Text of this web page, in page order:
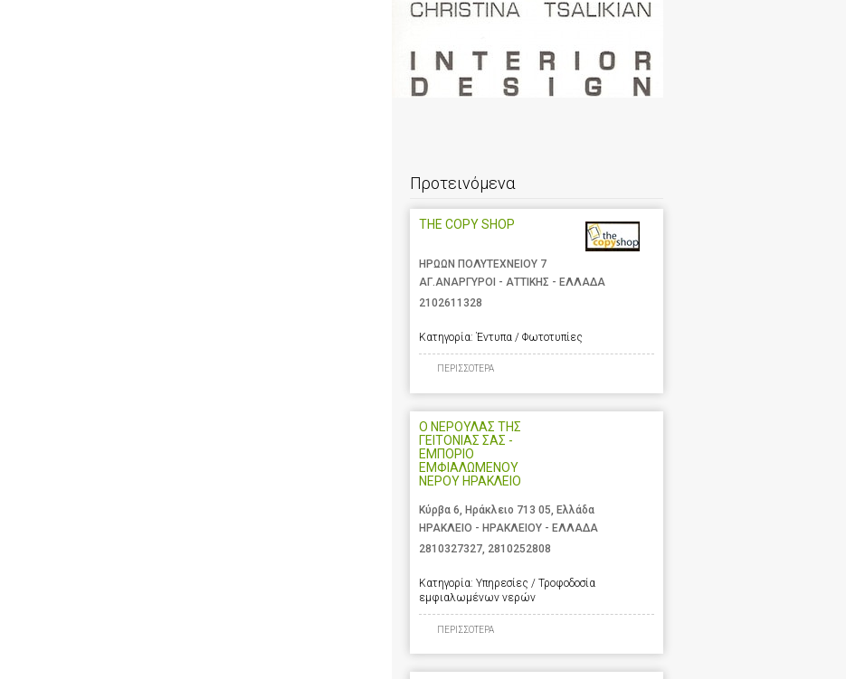
Προτεινόμενα
THE COPY SHOP
ΗΡΩΩΝ ΠΟΛΥΤΕΧΝΕΙΟΥ 7
ΑΓ.ΑΝΑΡΓΥΡΟΙ - ΑΤΤΙΚΗΣ - ΕΛΛΑΔΑ
2102611328
Κατηγορία: Έντυπα / Φωτοτυπίες
ΠΕΡΙΣΣΟΤΕΡΑ
Ο ΝΕΡΟΥΛΑΣ ΤΗΣ
ΓΕΙΤΟΝΙΑΣ ΣΑΣ -
ΕΜΠΟΡΙΟ
ΕΜΦΙΑΛΩΜΕΝΟΥ
ΝΕΡΟΥ ΗΡΑΚΛΕΙΟ
Κύρβα 6, Ηράκλειο 713 05, Ελλάδα
ΗΡΑΚΛΕΙΟ - ΗΡΑΚΛΕΙΟΥ - ΕΛΛΑΔΑ
2810327327, 2810252808
Κατηγορία: Υπηρεσίες / Τροφοδοσία
εμφιαλωμένων νερών
ΠΕΡΙΣΣΟΤΕΡΑ